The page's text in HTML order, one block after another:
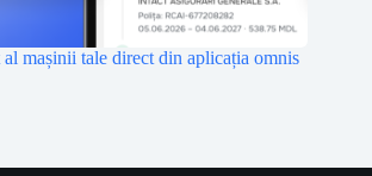
mașinii tale direct din aplicația omnis